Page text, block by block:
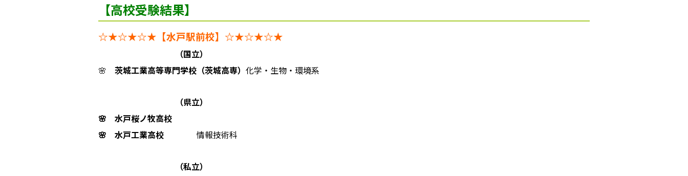
【高校受験結果】
☆★☆★☆★【水戸駅前校】☆★☆★☆★
（国立）
🌸 茨城工業高等専門学校（茨城高専） 化学・生物・環境系
（県立）
🌸 水戸桜ノ牧高校
🌸 水戸工業高校 情報技術科
（私立）